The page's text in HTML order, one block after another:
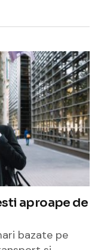
aproape de
bazate pe